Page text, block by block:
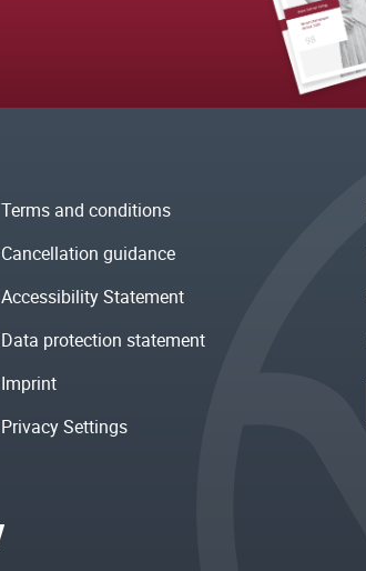
Terms and conditions
Cancellation guidance
Accessibility Statement
Data protection statement
Imprint
Privacy Settings